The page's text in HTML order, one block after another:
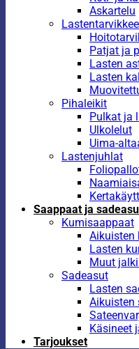
Askartelu
Patjat ja
Lasten
Lasten
Pihaleikit
Pulkat ja
Ulkolelut
Uima-
Lastenjuhlat
Saappaat ja
Kumisaappaat
Aikuisten
Lasten
Muut
Sadeasut
Lasten
Aikuisten
Käsineet
Tarjoukset